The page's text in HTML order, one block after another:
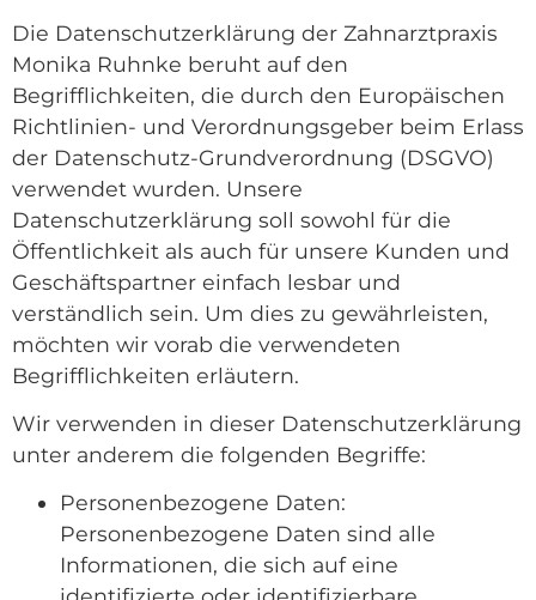
Die Datenschutzerklärung der Zahnarztpraxis
Monika Ruhnke beruht auf den
Begrifflichkeiten, die durch den Europäischen
Richtlinien- und Verordnungsgeber beim Erlass
der Datenschutz-Grundverordnung (DSGVO)
verwendet wurden. Unsere
Datenschutzerklärung soll sowohl für die
Öffentlichkeit als auch für unsere Kunden und
Geschäftspartner einfach lesbar und
verständlich sein. Um dies zu gewährleisten,
möchten wir vorab die verwendeten
Begrifflichkeiten erläutern.
Wir verwenden in dieser Datenschutzerklärung
unter anderem die folgenden Begriffe:
Personenbezogene Daten:
Personenbezogene Daten sind alle
Informationen, die sich auf eine